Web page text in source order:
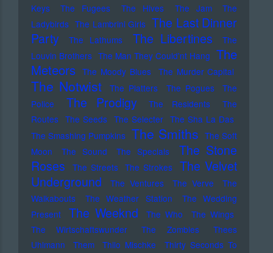
Keys
The Fugees The Hives The Jam
The
Ladybirds The Lambrini Girls The Last Dinner
Party
The Lathums The Libertines
The
Louvin Brothers The Man They Could'nt Hang The
Meteors The Moody Blues The Murder Capital
The Notwist The Platters The Pogues
The
Police
The Prodigy The Residents
The
Routes The Seeds The Selecter The Sha La Das
The Smashing Pumpkins The Smiths The Soft
Moon
The Sound The Specials
The Stone
Roses
The Streets The Strokes
The Velvet
Underground
The Ventures The Verve
The
Walkabouts
The Weather Station
The Wedding
Present
The Weeknd The Who
The Wings
The Wirtschaftswunder
The Zombies
Thees
Uhlmann
Them Thilo Mischke
Thirty Seconds To